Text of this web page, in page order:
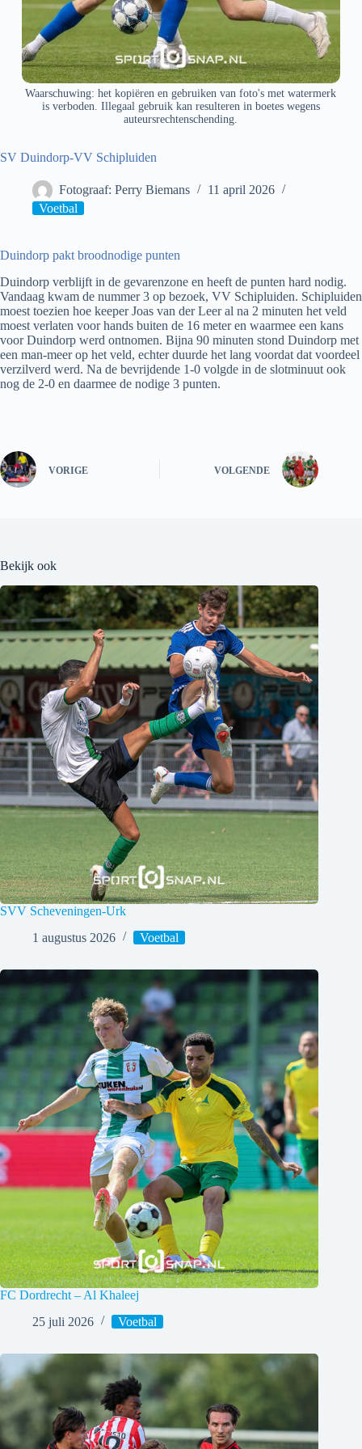
Waarschuwing: het kopiëren en gebruiken van foto's met watermerk
is verboden. Illegaal gebruik kan resulteren in boetes wegens
auteursrechtenschending.
SV Duindorp-VV Schipluiden
Fotograaf: Perry Biemans
11 april 2026
Voetbal
Duindorp pakt broodnodige punten
Duindorp verblijft in de gevarenzone en heeft de punten hard nodig.
Vandaag kwam de nummer 3 op bezoek, VV Schipluiden. Schipluiden
moest toezien hoe keeper Joas van der Leer al na 2 minuten het veld
moest verlaten voor hands buiten de 16 meter en waarmee een kans
voor Duindorp werd ontnomen. Bijna 90 minuten stond Duindorp met
een man-meer op het veld, echter duurde het lang voordat dat voordeel
verzilverd werd. Na de bevrijdende 1-0 volgde in de slotminuut ook
nog de 2-0 en daarmee de nodige 3 punten.
VORIGE VOLGENDE
Bekijk ook
SVV Scheveningen-Urk
1 augustus 2026
Voetbal
FC Dordrecht – Al Khaleej
25 juli 2026
Voetbal